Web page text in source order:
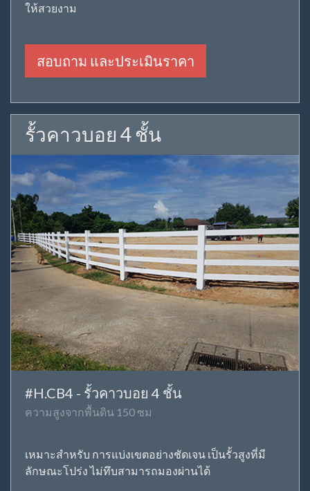
ให้สวยงาม
สอบถาม และประเมินราคา
รั้วคาวบอย 4 ชั้น
#H.CB4 - รั้วคาวบอย 4 ชั้น
ความสูงจากพื้นดิน 150 ซม
เหมาะสำหรับ การแบ่งเขตอย่างชัดเจน เป็นรั้วสูงที่มี
ลักษณะโปร่ง ไม่ทึบสามารถมองผ่านได้